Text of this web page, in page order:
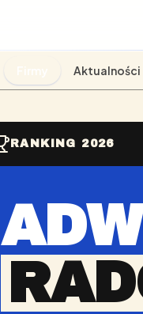
Aktualności
RANKING 2026